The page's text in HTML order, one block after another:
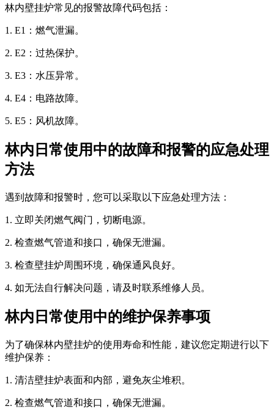
林内壁挂炉常见的报警故障代码包括：
1. E1：燃气泄漏。
2. E2：过热保护。
3. E3：水压异常。
4. E4：电路故障。
5. E5：风机故障。
林内日常使用中的故障和报警的应急处理
方法
遇到故障和报警时，您可以采取以下应急处理方法：
1. 立即关闭燃气阀门，切断电源。
2. 检查燃气管道和接口，确保无泄漏。
3. 检查壁挂炉周围环境，确保通风良好。
4. 如无法自行解决问题，请及时联系维修人员。
林内日常使用中的维护保养事项
为了确保林内壁挂炉的使用寿命和性能，建议您定期进行以下
维护保养：
1. 清洁壁挂炉表面和内部，避免灰尘堆积。
2. 检查燃气管道和接口，确保无泄漏。